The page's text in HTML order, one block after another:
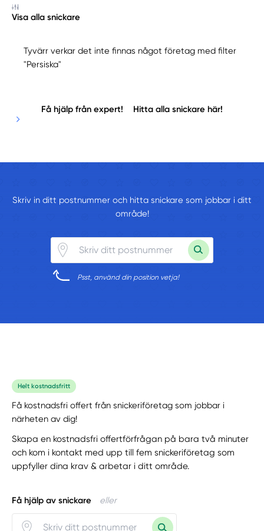
Visa alla snickare
Tyvärr verkar det inte finnas något företag med filter
"Persiska"
Få hjälp från expert! Hitta alla snickare här!
Skriv in ditt postnummer och hitta snickare som jobbar i ditt
område!
Psst, använd din position vetja!
Helt kostnadsfritt
Få kostnadsfri offert från snickeriföretag som jobbar i
närheten av dig!
Skapa en kostnadsfri offertförfrågan på bara två minuter
och kom i kontakt med upp till fem snickeriföretag som
uppfyller dina krav & arbetar i ditt område.
Få hjälp av snickare eller